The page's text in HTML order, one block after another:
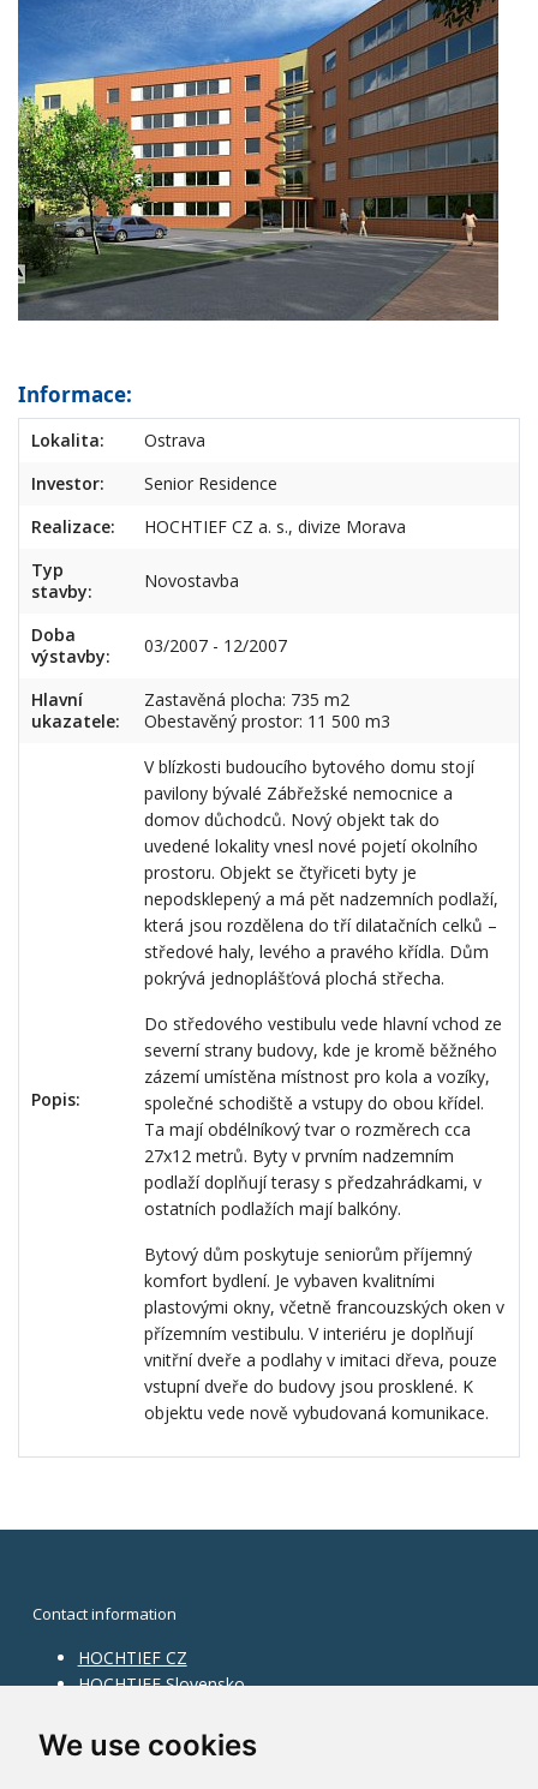
We use cookies
Informace:
Lokalita:
Ostrava
Investor:
Senior Residence
Realizace:
HOCHTIEF CZ a. s., divize Morava
Typ
stavby:
Novostavba
Doba
výstavby:
03/2007 - 12/2007
Hlavní
ukazatele:
Zastavěná plocha: 735 m2
Obestavěný prostor: 11 500 m3
Popis:
V blízkosti budoucího bytového domu stojí
pavilony bývalé Zábřežské nemocnice a
domov důchodců. Nový objekt tak do
uvedené lokality vnesl nové pojetí okolního
prostoru. Objekt se čtyřiceti byty je
nepodsklepený a má pět nadzemních podlaží,
která jsou rozdělena do tří dilatačních celků –
středové haly, levého a pravého křídla. Dům
pokrývá jednoplášťová plochá střecha.
Do středového vestibulu vede hlavní vchod ze
severní strany budovy, kde je kromě běžného
zázemí umístěna místnost pro kola a vozíky,
společné schodiště a vstupy do obou křídel.
Ta mají obdélníkový tvar o rozměrech cca
27x12 metrů. Byty v prvním nadzemním
podlaží doplňují terasy s předzahrádkami, v
ostatních podlažích mají balkóny.
Bytový dům poskytuje seniorům příjemný
komfort bydlení. Je vybaven kvalitními
plastovými okny, včetně francouzských oken v
přízemním vestibulu. V interiéru je doplňují
vnitřní dveře a podlahy v imitaci dřeva, pouze
vstupní dveře do budovy jsou prosklené. K
objektu vede nově vybudovaná komunikace.
Contact information
HOCHTIEF CZ
HOCHTIEF Slovensko
Information on division